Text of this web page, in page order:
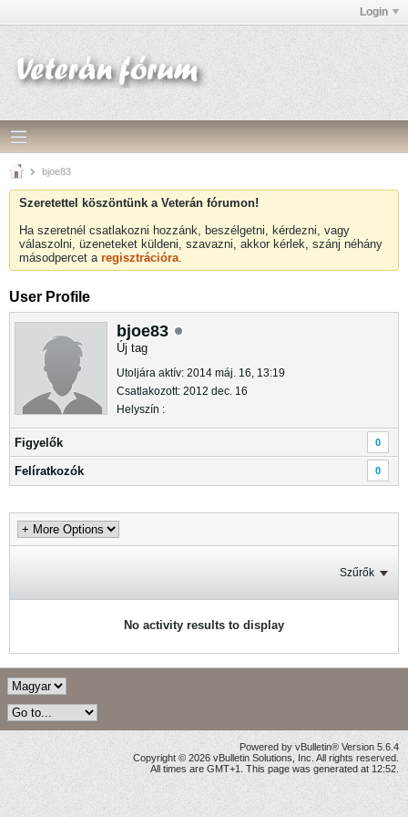
Login
bjoe83
Szeretettel köszöntünk a Veterán fórumon!
Ha szeretnél csatlakozni hozzánk, beszélgetni, kérdezni, vagy
válaszolni, üzeneteket küldeni, szavazni, akkor kérlek, szánj néhány
másodpercet a regisztrációra.
User Profile
bjoe83
Új tag
Utoljára aktív: 2014 máj. 16, 13:19
Csatlakozott: 2012 dec. 16
Helyszín :
Figyelők 0
Felíratkozók 0
Szűrők
No activity results to display
Powered by vBulletin® Version 5.6.4
Copyright © 2026 vBulletin Solutions, Inc. All rights reserved.
All times are GMT+1. This page was generated at 12:52.